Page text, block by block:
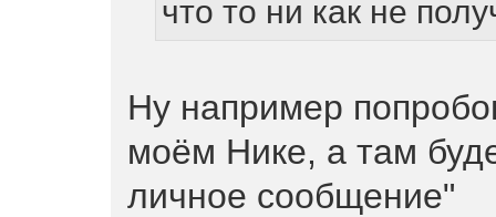
что то ни как не
Ну например
моём Нике, а там
личное сообщение"